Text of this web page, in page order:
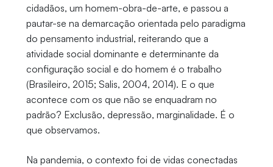
cidadãos, um homem-obra-de-arte, e passou a
pautar-se na demarcação orientada pelo paradigma
do pensamento industrial, reiterando que a
atividade social dominante e determinante da
configuração social e do homem é o trabalho
(Brasileiro, 2015; Salis, 2004, 2014). E o que
acontece com os que não se enquadram no
padrão? Exclusão, depressão, marginalidade. É o
que observamos.
Na pandemia, o contexto foi de vidas conectadas